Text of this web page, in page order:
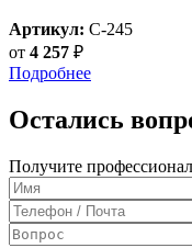
Артикул: C-245
от 4 257 ₽
Подробнее
Остались
Получите